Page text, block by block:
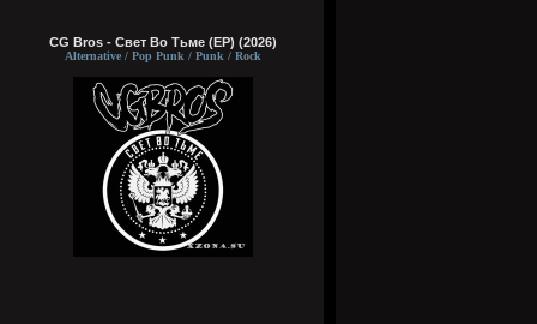
CG Bros - Свет Во Тьме (EP) (2026)
Alternative / Pop Punk / Punk / Rock